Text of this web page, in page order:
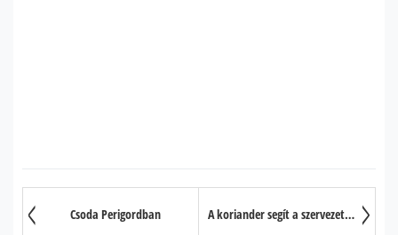
Csoda Perigordban A koriander segít a szervezet méregtelenítésében